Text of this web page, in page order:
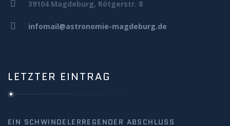
39104 Magdeburg, Rötgerstr. 8
infomail@astronomie-magdeburg.de
LETZTER EINTRAG
EIN SCHWINDELERREGENDER ABSCHLUSS